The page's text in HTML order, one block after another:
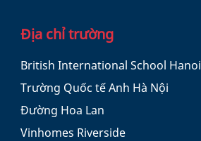
Địa chỉ trường
British International School Hanoi
Trường Quốc tế Anh Hà Nội
Đường Hoa Lan
Vinhomes Riverside